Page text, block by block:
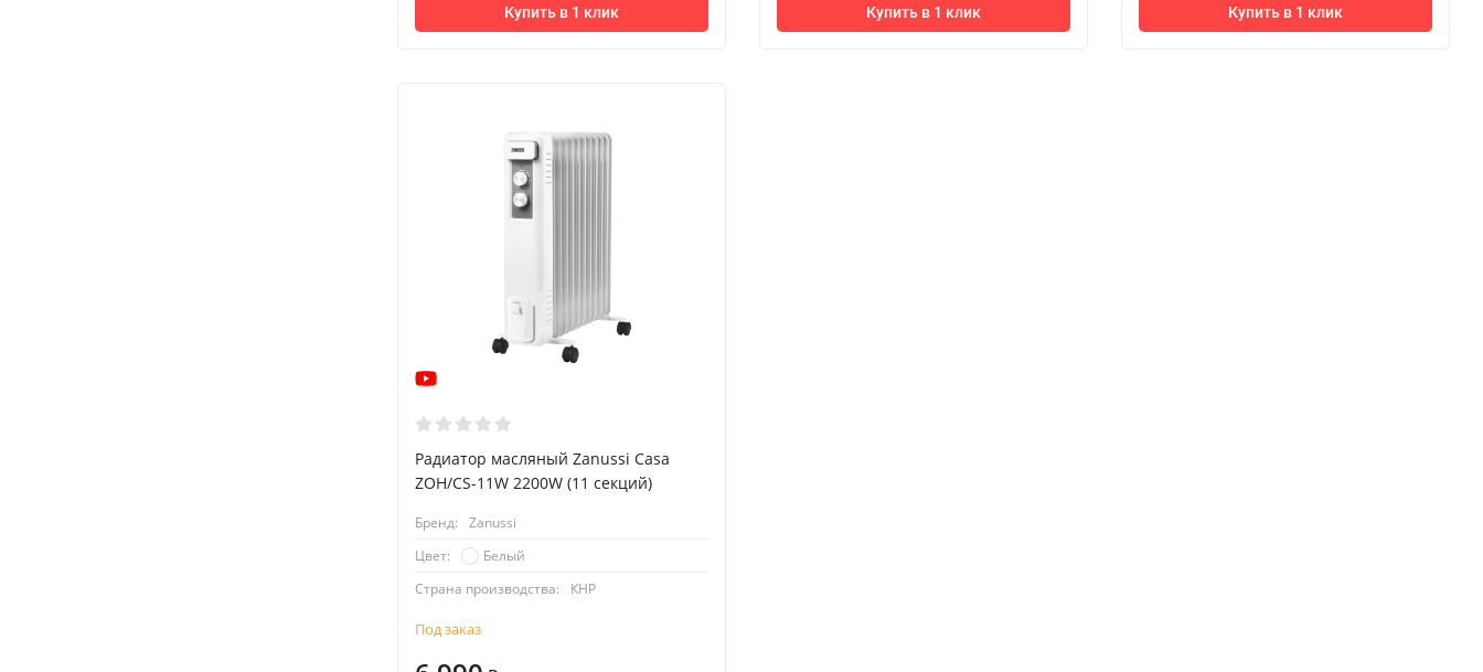
Купить в 1 клик Купить в 1 клик Купить в 1 клик
Радиатор масляный Zanussi Casa
ZOH/CS-11W 2200W (11 секций)
Бренд:
Zanussi
Цвет:
Белый
Страна производства:
КНР
Под заказ